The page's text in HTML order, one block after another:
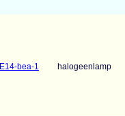
E14-bea-1 halogeenlamp